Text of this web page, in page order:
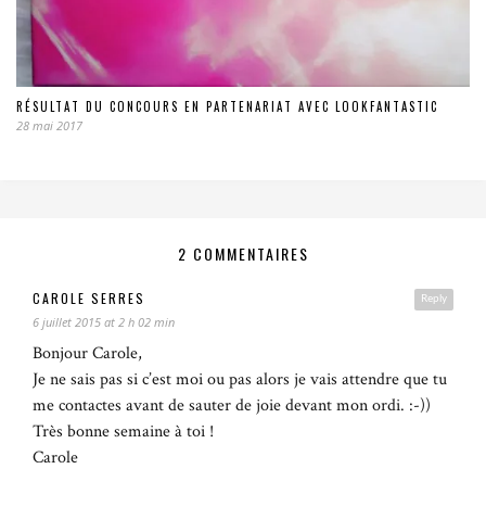
RÉSULTAT DU CONCOURS EN PARTENARIAT AVEC LOOKFANTASTIC
28 mai 2017
2 COMMENTAIRES
Reply
CAROLE SERRES
6 juillet 2015 at 2 h 02 min
Bonjour Carole,
Je ne sais pas si c’est moi ou pas alors je vais attendre que tu
me contactes avant de sauter de joie devant mon ordi. :-))
Très bonne semaine à toi !
Carole